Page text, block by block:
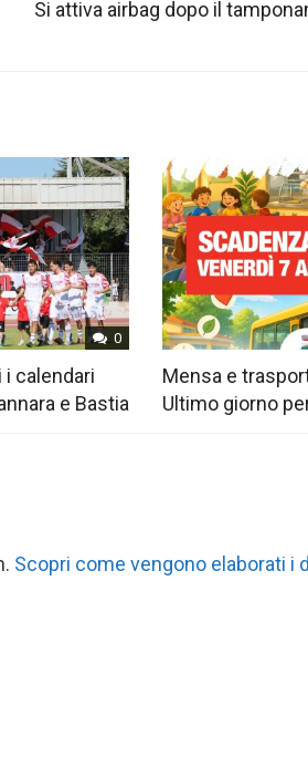
Si attiva airbag dopo il
0
i calendari
e Bastia
Mensa e
Ultimo giorno
Scopri come vengono elaborati i